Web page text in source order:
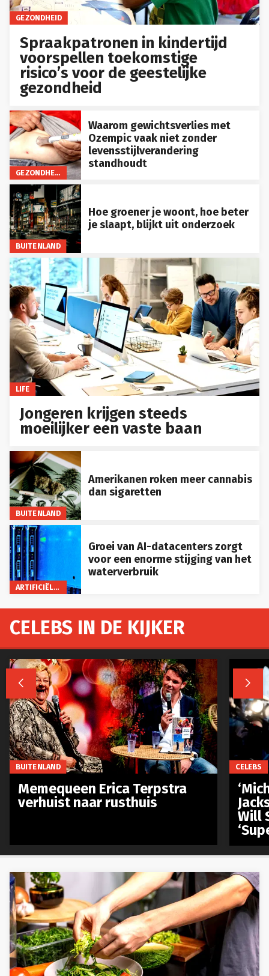
GEZONDHEID
Spraakpatronen in kindertijd
voorspellen toekomstige
risico’s voor de geestelijke
gezondheid
GEZONDHEID
Waarom gewichtsverlies met
Ozempic vaak niet zonder
levensstijlverandering
standhoudt
BUITENLAND
Hoe groener je woont, hoe beter
je slaapt, blijkt uit onderzoek
LIFE
Jongeren krijgen steeds
moeilijker een vaste baan
BUITENLAND
Amerikanen roken meer cannabis
dan sigaretten
ARTIFICIËLE INTELLIGENTIE
Groei van AI-datacenters zorgt
voor een enorme stijging van het
waterverbruik
CELEBS IN DE KIJKER
 
BUITENLAND
Memequeen Erica Terpstra
verhuist naar rusthuis
CELEBS
Will